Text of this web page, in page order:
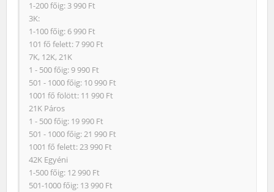
1-200 főig: 3 990 Ft
3K:
1-100 főig: 6 990 Ft
101 fő felett: 7 990 Ft
7K, 12K, 21K
1 - 500 főig: 9 990 Ft
501 - 1000 főig: 10 990 Ft
1001 fő fölött: 11 990 Ft
21K Páros
1 - 500 főig: 19 990 Ft
501 - 1000 főig: 21 990 Ft
1001 fő felett: 23 990 Ft
42K Egyéni
1-500 főig: 12 990 Ft
501-1000 főig: 13 990 Ft